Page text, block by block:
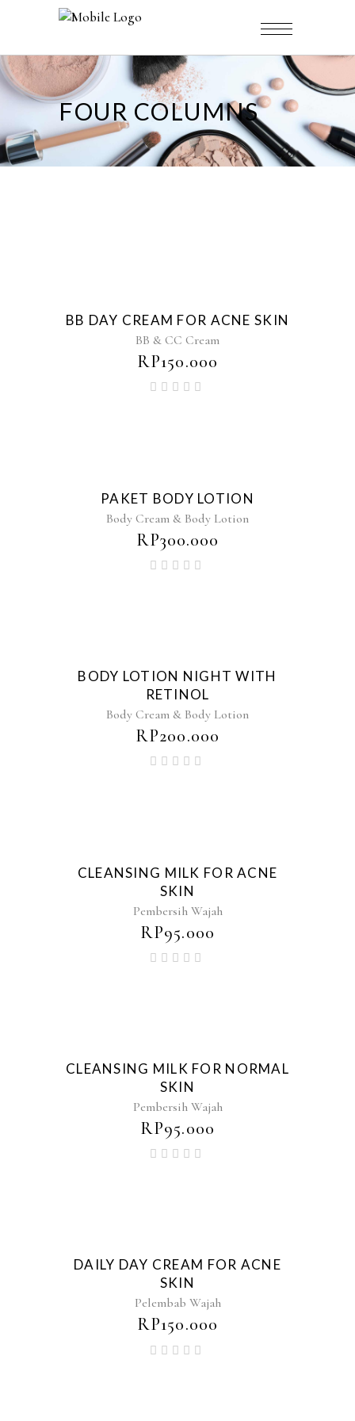
FOUR COLUMNS
BB DAY CREAM FOR ACNE SKIN
BB & CC Cream
RP150.000
PAKET BODY LOTION
Body Cream & Body Lotion
RP300.000
BODY LOTION NIGHT WITH
RETINOL
Body Cream & Body Lotion
RP200.000
CLEANSING MILK FOR ACNE
SKIN
Pembersih Wajah
RP95.000
CLEANSING MILK FOR NORMAL
SKIN
Pembersih Wajah
RP95.000
DAILY DAY CREAM FOR ACNE
SKIN
Pelembab Wajah
RP150.000